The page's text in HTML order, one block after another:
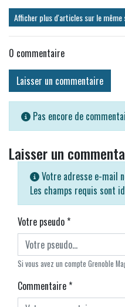
Afficher plus d'articles sur le
0 commentaire
Laisser un commentaire
Pas encore de
Laisser un
Votre adresse e-mail
Les champs requis sont
Votre pseudo*
Si vous avez un compte Grenoble
Commentaire*